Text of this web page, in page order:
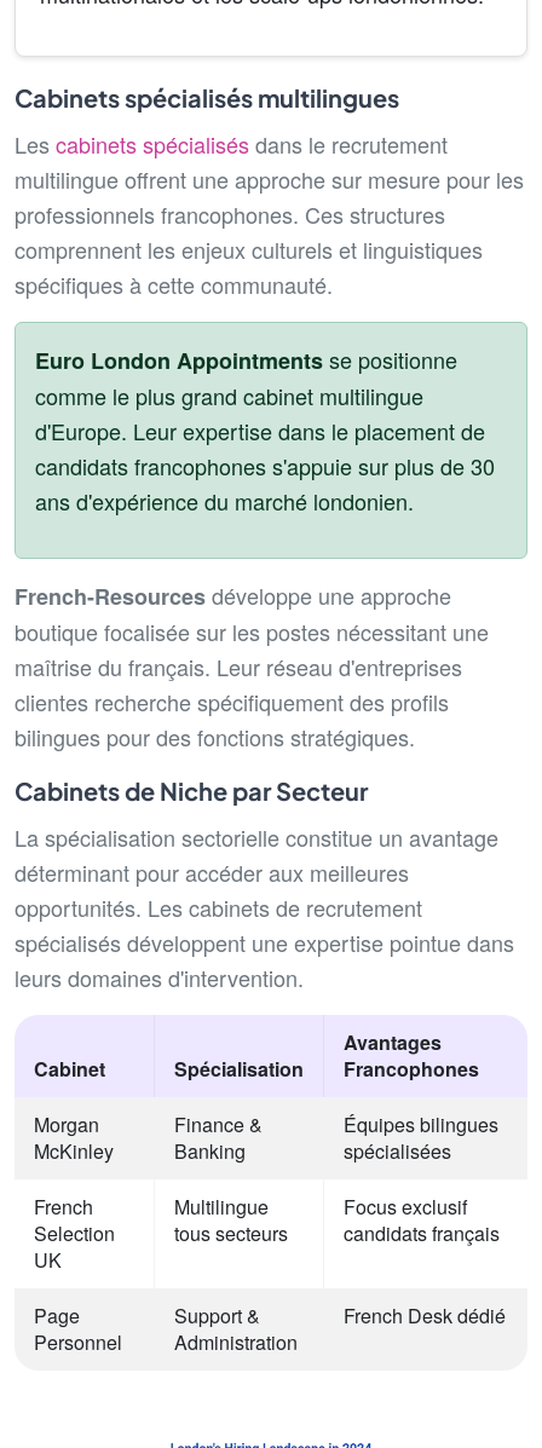
Cabinets spécialisés multilingues
Les cabinets spécialisésdans le recrutement
multilingue offrent une approche sur mesure pour les
professionnels francophones. Ces structures
comprennent les enjeux culturels et linguistiques
spécifiques à cette communauté.
Euro London Appointmentsse positionne
comme le plus grand cabinet multilingue
d'Europe. Leur expertise dans le placement de
candidats francophones s'appuie sur plus de 30
ans d'expérience du marché londonien.
French-Resourcesdéveloppe une approche
boutique focalisée sur les postes nécessitant une
maîtrise du français. Leur réseau d'entreprises
clientes recherche spécifiquement des profils
bilingues pour des fonctions stratégiques.
Cabinets de Niche par Secteur
La spécialisation sectorielle constitue un avantage
déterminant pour accéder aux meilleures
opportunités. Les cabinets de recrutement
spécialisés développent une expertise pointue dans
leurs domaines d'intervention.
Cabinet Spécialisation
Avantages
Francophones
Morgan
McKinley
Finance &
Banking
Équipes bilingues
spécialisées
French
Selection
UK
Multilingue
tous secteurs
Focus exclusif
candidats français
Page
Personnel
Support &
Administration
French Desk dédié